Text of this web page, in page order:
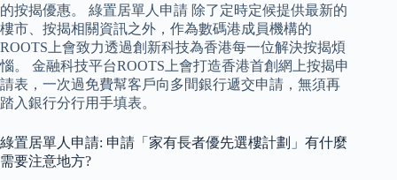
的按揭優惠。 綠置居單人申請 除了定時定候提供最新的
樓市、按揭相關資訊之外，作為數碼港成員機構的
ROOTS上會致力透過創新科技為香港每一位解決按揭煩
惱。 金融科技平台ROOTS上會打造香港首創網上按揭申
請表，一次過免費幫客戶向多間銀行遞交申請，無須再
踏入銀行分行用手填表。
綠置居單人申請: 申請「家有長者優先選樓計劃」有什麼
需要注意地方?